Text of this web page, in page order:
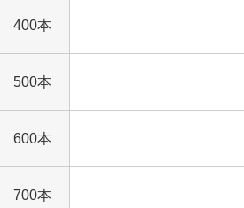
400本
500本
600本
700本